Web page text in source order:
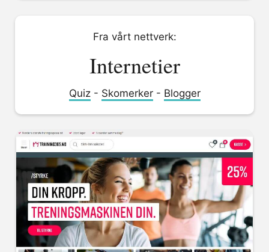
Fra vårt nettverk:
Internetier
Quiz- Skomerker- Blogger